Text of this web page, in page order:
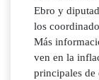
Ebro y
los
Más
ven en la
principales de